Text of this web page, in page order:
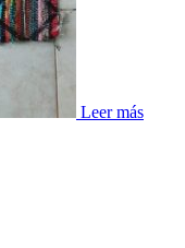
Leer más